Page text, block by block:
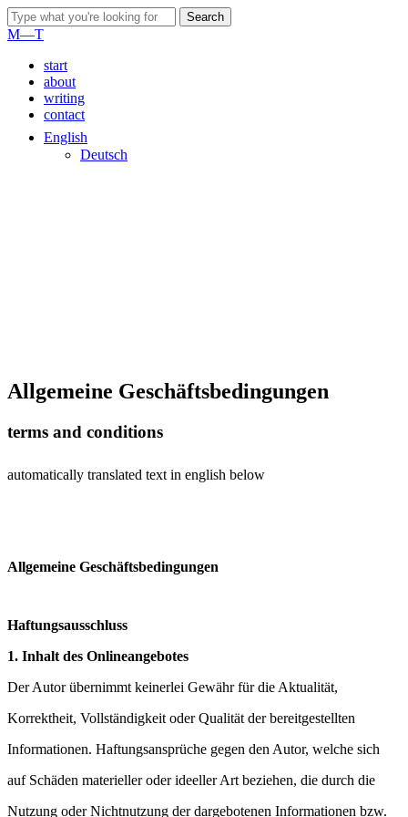
Skip
to
content
Search
Close
M—T
Menu
start
about
writing
contact
English
Deutsch
Allgemeine Geschäftsbedingungen
terms and conditions
automatically translated text in english below
Allgemeine Geschäftsbedingungen
Haftungsausschluss
1. Inhalt des Onlineangebotes
Der Autor übernimmt keinerlei Gewähr für die Aktualität,
Korrektheit, Vollständigkeit oder Qualität der bereitgestellten
Informationen. Haftungsansprüche gegen den Autor, welche sich
auf Schäden materieller oder ideeller Art beziehen, die durch die
Nutzung oder Nichtnutzung der dargebotenen Informationen bzw.